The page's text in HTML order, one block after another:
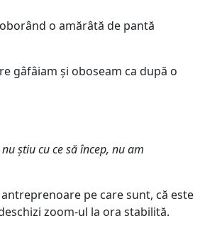
o amărâtă de pantă
gâfâiam și oboseam ca după o
știu cu ce să încep, nu am
pe care sunt, că este
zoom-ul la ora stabilită.